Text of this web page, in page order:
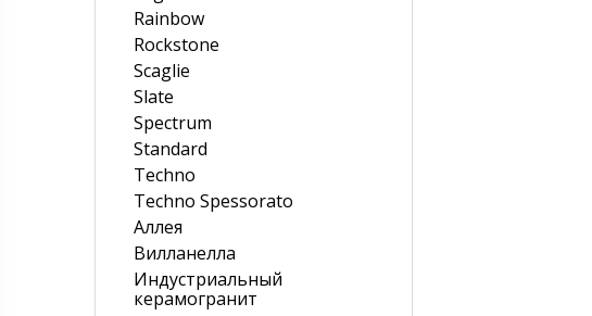
Rainbow
Rockstone
Scaglie
Slate
Spectrum
Standard
Techno
Techno Spessorato
Аллея
Вилланелла
Индустриальный
керамогранит